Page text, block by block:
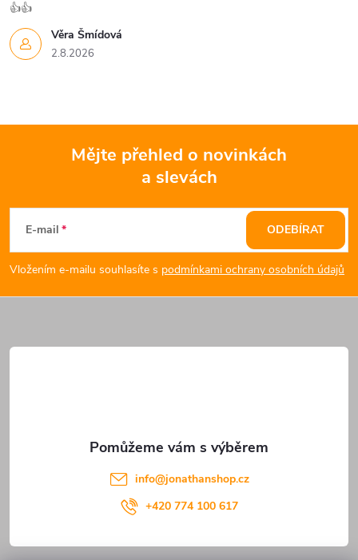
Věra Šmídová
2.8.2026
👍👍
p
a
t
Mějte přehled o novinkách
a slevách
E-mail
Vložením e-mailu souhlasíte s podmínkami ochrany osobních údajů
ODEBÍRAT
info@jonathanshop.cz
+420 774 100 617